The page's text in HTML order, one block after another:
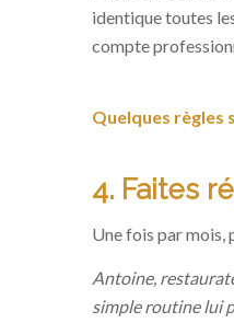
identique toutes
compte
Quelques règles
4. Faites
Une fois par mois,
Antoine,
simple routine lui